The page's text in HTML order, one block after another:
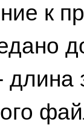
к
длина